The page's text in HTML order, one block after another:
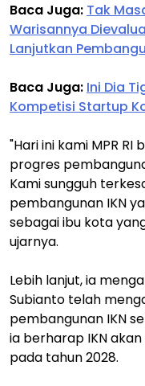
Baca Juga: Tak
Warisannya
Lanjutkan
Baca Juga: Ini Dia
Kompetisi Startup
"Hari ini kami MPR
progres
Kami sungguh
pembangunan IKN
sebagai ibu kota
ujarnya.
Lebih lanjut, ia
Subianto telah
pembangunan IKN
ia berharap IKN
pada tahun 2028.